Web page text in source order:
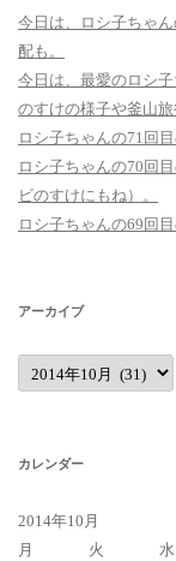
今日は、ロシ子ちゃ
配も。
今日は、最愛のロシ
のすけの様子や釜山旅
ロシ子ちゃんの71回
ロシ子ちゃんの70回
ビのすけにもね）。
ロシ子ちゃんの69回
アーカイブ
ア
ー
カ
カレンダー
2014年10月
月
火 水